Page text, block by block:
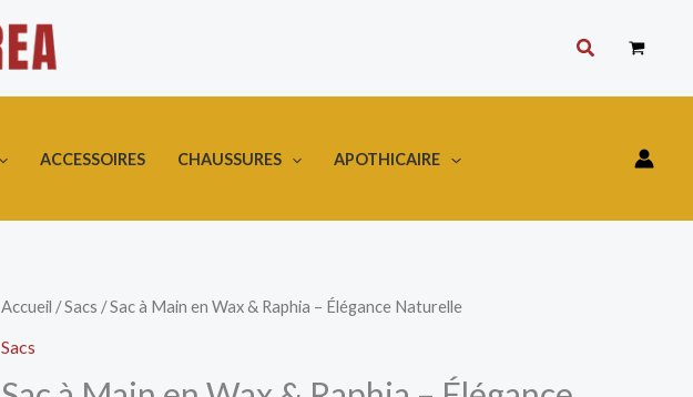
Rechercher
ACCESSOIRES CHAUSSURES APOTHICAIRE
Accueil /Sacs / Sac à Main en Wax & Raphia – Élégance Naturelle
Sacs
quantité
de